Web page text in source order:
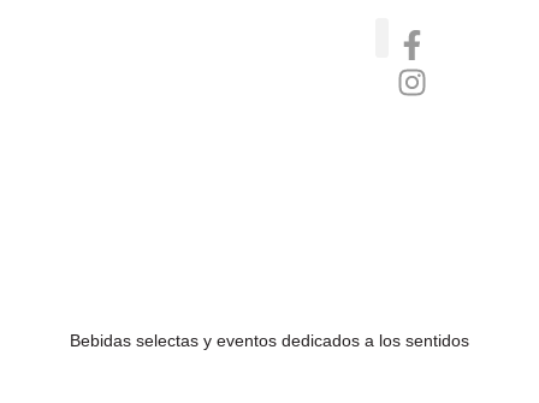
Bebidas selectas y eventos dedicados a los sentidos